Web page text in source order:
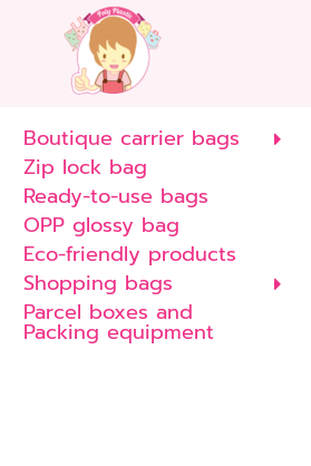
Boutique carrier bags
Zip lock bag
Ready-to-use bags
OPP glossy bag
Eco-friendly products
Shopping bags
Parcel boxes and
Packing equipment